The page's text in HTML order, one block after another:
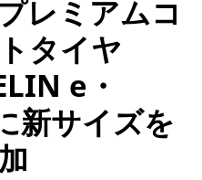
レミアムコ
タイヤ
e・
新サイズを